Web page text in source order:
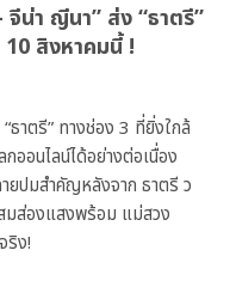
น่า ญีนา” ส่ง “ธาตรี”
สิงหาคมนี้ !
ธาตรี” ทางช่อง 3 ที่ยิ่งใกล้
ออนไลน์ได้อย่างต่อเนื่อง
ยปมสำคัญหลังจาก ธาตรี ว
มส่องแสงพร้อม แม่สวง
ริง!